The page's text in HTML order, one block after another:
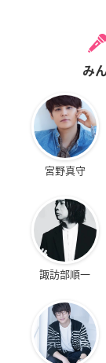
み
宮野真守
諏訪部順一